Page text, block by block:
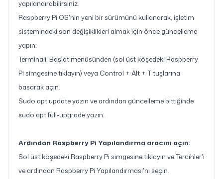
yapılandırabilirsiniz.
Raspberry Pi OS'nin yeni bir sürümünü kullanarak, işletim
sistemindeki son değişiklikleri almak için önce güncelleme
yapın:
Terminali, Başlat menüsünden (sol üst köşedeki Raspberry
Pi simgesine tıklayın) veya Control + Alt + T tuşlarına
basarak açın.
Sudo apt update yazın ve ardından güncelleme bittiğinde
sudo apt full-upgrade yazın.
Ardından Raspberry Pi Yapılandırma aracını açın:
Sol üst köşedeki Raspberry Pi simgesine tıklayın ve Tercihler'i
ve ardından Raspberry Pi Yapılandırması'nı seçin.